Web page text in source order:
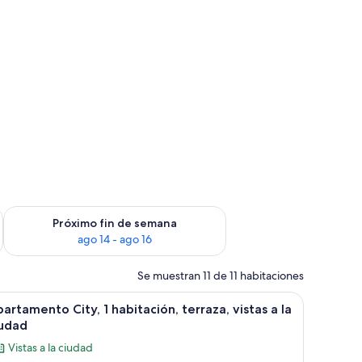
semana, ago 7 - ago 9
Próximo fin de semana
ago 14 - ago 16
Consulta la disponibilidad para el próximo fin de semana,
Se muestran 11 de 11 habitaciones
zona de comedor y kitchenette.Una cama con colcha azul y blanca, dos
11
City, 1 habitación, terraza, vistas a la
Vistas a la ciudad